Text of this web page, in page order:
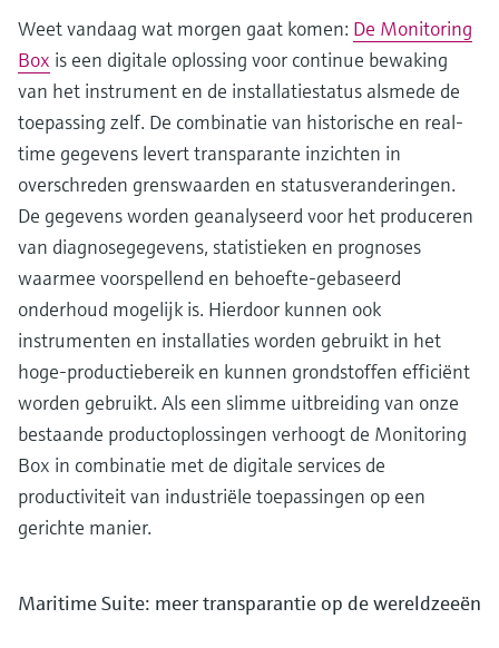
Weet vandaag wat morgen gaat komen: De Monitoring
Box is een digitale oplossing voor continue bewaking
van het instrument en de installatiestatus alsmede de
toepassing zelf. De combinatie van historische en real-
time gegevens levert transparante inzichten in
overschreden grenswaarden en statusveranderingen.
De gegevens worden geanalyseerd voor het produceren
van diagnosegegevens, statistieken en prognoses
waarmee voorspellend en behoefte-gebaseerd
onderhoud mogelijk is. Hierdoor kunnen ook
instrumenten en installaties worden gebruikt in het
hoge-productiebereik en kunnen grondstoffen efficiënt
worden gebruikt. Als een slimme uitbreiding van onze
bestaande productoplossingen verhoogt de Monitoring
Box in combinatie met de digitale services de
productiviteit van industriële toepassingen op een
gerichte manier.
Maritime Suite: meer transparantie op de wereldzeeën